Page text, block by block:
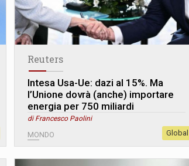
Reuters
Intesa Usa-Ue: dazi al 15%. Ma
l’Unione dovrà (anche) importare
energia per 750 miliardi
di Francesco Paolini
MONDO Global